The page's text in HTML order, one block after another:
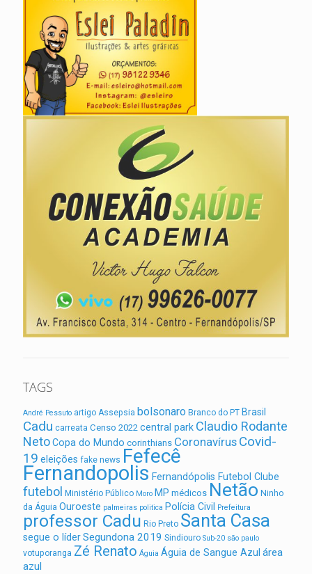
TAGS
André Pessuto artigo Assepsia bolsonaro Branco do PT Brasil
Cadu carreata Censo 2022 central park Claudio Rodante
NetoCopa do Mundo corinthians Coronavírus Covid-
19 eleições fake news Fefecê
Fernandopolis Fernandópolis Futebol Clube
futebol Ministério Público Moro MP médicos Netão Ninho
da Águia Ouroeste palmeiras politica Polícia Civil Prefeitura
professor Cadu Rio Preto Santa Casa
segue o líderSegundona 2019 Sindiouro Sub-20 são paulo
votuporanga Zé Renato Águia Águia de Sangue Azul área
azul